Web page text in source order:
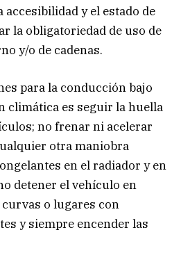
accesibilidad y el estado de
la obligatoriedad de uso de
y/o de cadenas.
para la conducción bajo
climática es seguir la huella
no frenar ni acelerar
otra maniobra
en el radiador y en
detener el vehículo en
o lugares con
y siempre encender las